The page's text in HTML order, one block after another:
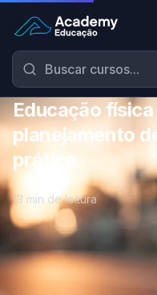
Academy Educação —
Educação
planejamento
prática
13 min de leitura